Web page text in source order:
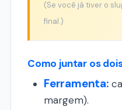
(Se você já tiver o
final.)
Como juntar os
Ferramenta:
margem).